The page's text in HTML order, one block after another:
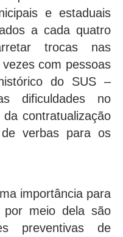
e estaduais
a cada quatro
trocas nas
com pessoas
do SUS –
dificuldades no
contratualização
verbas para os
importância para
por meio dela são
preventivas de